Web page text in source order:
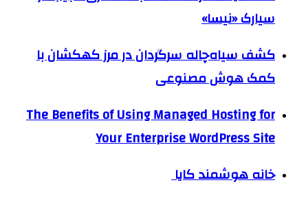
سیارک «نیسا»
کشف سیاه‌چاله سرگردان در مرز کهکشان با
کمک هوش مصنوعی
The Benefits of Using Managed Hosting for
Your Enterprise WordPress Site
خانه هوشمند کایا